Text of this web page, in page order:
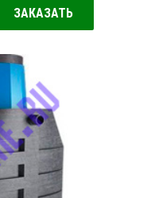
ЗАКАЗАТЬ